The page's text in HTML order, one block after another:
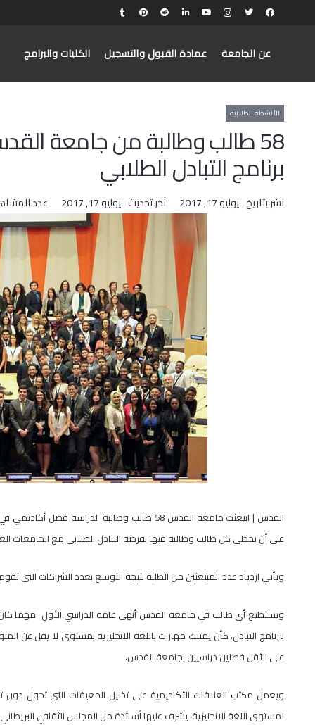
عن الجامعة عمادة القبول والتسجيل الكليات والبرامج
الأنشطة الطلابية
58 طالب وطالبة من جامعة
برنامج التبادل الطلابي
نشر بتاريخ يوليو 17, 2017 آخر تحديث يوليو 17, 2017 عدد
القدس | ابتعثت جامعة القدس 58 طالب وطالبة
على أن يحظى كل طالب وطالبة فيها بفرصة التبادل الطلابي مع الجامعات
ويأتي ازدياد عدد المبتعثين من الطلبة نتيجة التوسع بعدد الشراكات التي
ويستطيع أي طالب في جامعة القدس أنهى عامه الدراسي الأول مهما كان
على الأقل فصلين دراسيين بجامعة القدس.
ويعمل مكتب العلاقات الأكاديمية على تذليل المعيقات التي تحول
لمستوى اللغة الانجليزية، يشرف عليها أساتذة من المجلس الثقافي